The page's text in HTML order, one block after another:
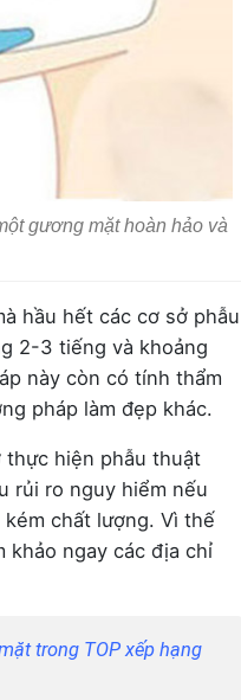
gương mặt hoàn hảo và
hầu hết các cơ sở phẫu
2-3 tiếng và khoảng
này còn có tính thẩm
pháp làm đẹp khác.
thực hiện phẫu thuật
rủi ro nguy hiểm nếu
chất lượng. Vì thế
khảo ngay các địa chỉ
trong TOP xếp hạng